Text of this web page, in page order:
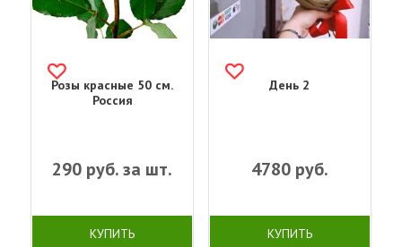
Розы красные 50 см.
Россия
290 руб. за шт.
КУПИТЬ
День 2
4780руб.
КУПИТЬ